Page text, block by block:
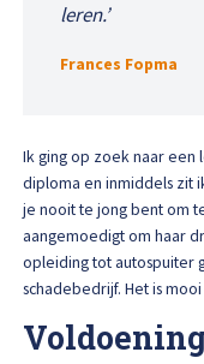
leren.’
Frances Fopma
Ik ging op zoek naar een
diploma en inmiddels zit
je nooit te jong bent om
aangemoedigt om haar
opleiding tot autospuiter
schadebedrijf. Het is